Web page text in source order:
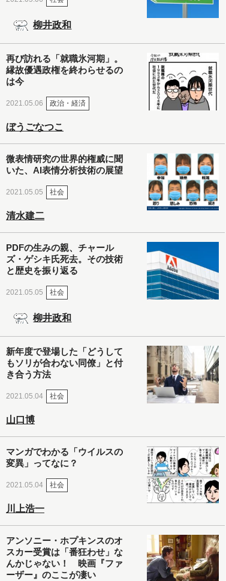
柳井政和
再び訪れる「就職氷河期」。
縁故優遇政権を終わらせるの
は今
2021.05.06 政治・経済
ぼうごなつこ
微表情研究の世界的権威に聞
いた、AI表情分析技術の展望
2021.05.05 社会
清水建二
PDFの生みの親、チャール
ズ・ゲシキ氏死去。その技術
と歴史を振り返る
2021.05.05 社会
柳井政和
新年度で登場した「どうして
もソリが合わない同僚」と付
き合う方法
2021.05.04 社会
山口博
マンガでわかる「ウイルスの
変異」ってなに？
2021.05.04 社会
川上浩一
アンソニー・ホプキンスのオ
スカー受賞は「番狂わせ」な
んかじゃない！ 映画『ファ
ーザー』のここが凄い